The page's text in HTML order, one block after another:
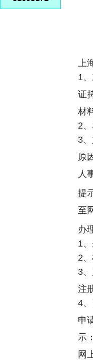
上
1
证
材
2
3
原
人
提
至
办
1
2
3
注
4
申
示
网